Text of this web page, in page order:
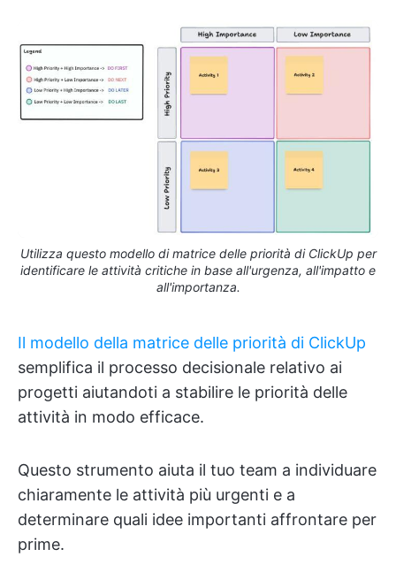
Utilizza questo modello di matrice delle priorità di ClickUp per
identificare le attività critiche in base all'urgenza, all'impatto e
all'importanza.
Il modello della matrice delle priorità di ClickUp
semplifica il processo decisionale relativo ai
progetti aiutandoti a stabilire le priorità delle
attività in modo efficace.
Questo strumento aiuta il tuo team a individuare
chiaramente le attività più urgenti e a
determinare quali idee importanti affrontare per
prime.